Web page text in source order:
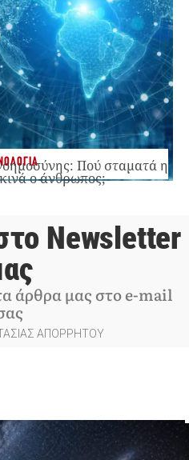
Πού σταματά η
ο άνθρωπος;
Newsletter
άρθρα μας στο e-mail
ΑΠΟΡΡΗΤΟΥ